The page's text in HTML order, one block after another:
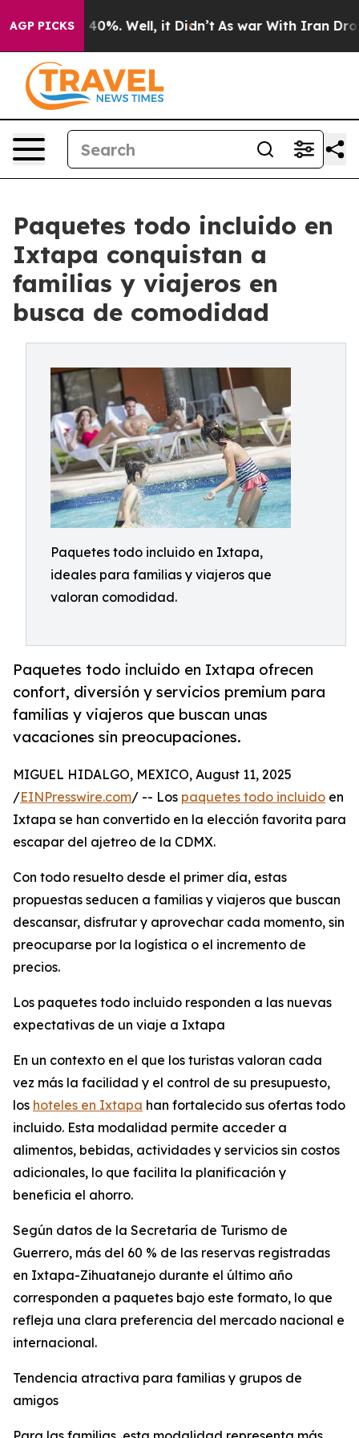
AGP PICKS
Around 40%. Well, it Didn’t As war With Iran Drove
Paquetes todo incluido en
Ixtapa conquistan a
familias y viajeros en
busca de comodidad
Paquetes todo incluido en Ixtapa,
ideales para familias y viajeros que
valoran comodidad.
Paquetes todo incluido en Ixtapa ofrecen
confort, diversión y servicios premium para
familias y viajeros que buscan unas
vacaciones sin preocupaciones.
MIGUEL HIDALGO, MEXICO, August 11, 2025
/EINPresswire.com/ -- Los paquetes todo incluido en
Ixtapa se han convertido en la elección favorita para
escapar del ajetreo de la CDMX.
Con todo resuelto desde el primer día, estas
propuestas seducen a familias y viajeros que buscan
descansar, disfrutar y aprovechar cada momento, sin
preocuparse por la logística o el incremento de
precios.
Los paquetes todo incluido responden a las nuevas
expectativas de un viaje a Ixtapa
En un contexto en el que los turistas valoran cada
vez más la facilidad y el control de su presupuesto,
los hoteles en Ixtapa han fortalecido sus ofertas todo
incluido. Esta modalidad permite acceder a
alimentos, bebidas, actividades y servicios sin costos
adicionales, lo que facilita la planificación y
beneficia el ahorro.
Según datos de la Secretaría de Turismo de
Guerrero, más del 60 % de las reservas registradas
en Ixtapa-Zihuatanejo durante el último año
corresponden a paquetes bajo este formato, lo que
refleja una clara preferencia del mercado nacional e
internacional.
Tendencia atractiva para familias y grupos de
amigos